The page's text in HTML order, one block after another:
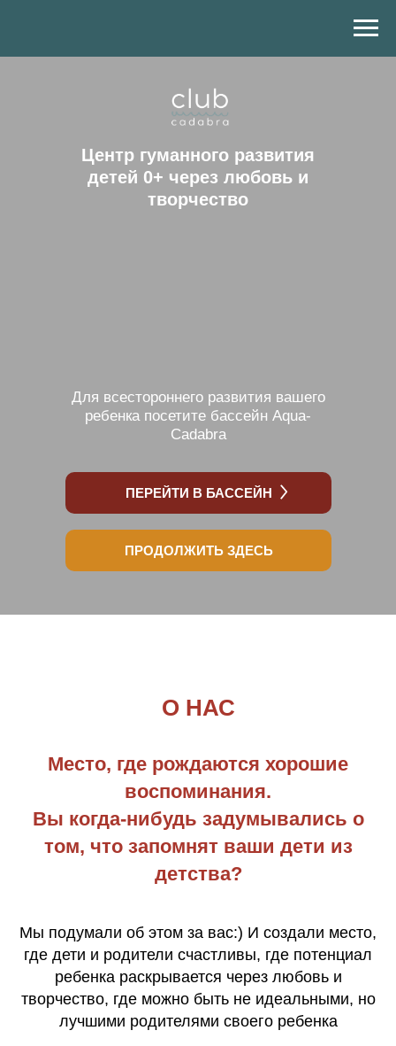
Для всестороннего развития вашего
ребенка посетите бассейн Aqua-
Cadabra
Центр гуманного развития
детей 0+ через любовь и
творчество
ПРОДОЛЖИТЬ ЗДЕСЬ
ПЕРЕЙТИ В БАССЕЙН
О НАС
Место, где рождаются хорошие
воспоминания.
Вы когда-нибудь задумывались о
том, что запомнят ваши дети из
детства?
Мы подумали об этом за вас:) И создали место,
где дети и родители счастливы, где потенциал
ребенка раскрывается через любовь и
творчество, где можно быть не идеальными, но
лучшими родителями своего ребенка